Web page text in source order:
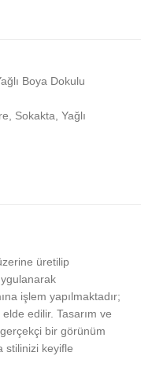
Boya Dokulu
, Sokakta, Yağlı
üretilip
işlem yapılmaktadır;
edilir. Tasarım ve
bir görünüm
stilinizi keyifle